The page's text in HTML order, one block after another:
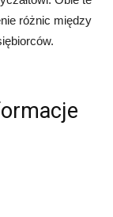
różnic między